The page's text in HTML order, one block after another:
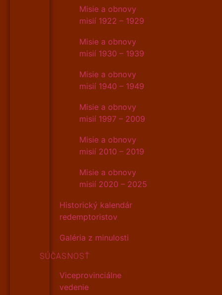
Misie a obnovy
misií 1922 – 1929
Misie a obnovy
misií 1930 – 1939
Misie a obnovy
misií 1940 – 1949
Misie a obnovy
misií 1997 – 2009
Misie a obnovy
misií 2010 – 2019
Misie a obnovy
misií 2020 – 2025
Historický kalendár
redemptoristov
Galéria z minulosti
SÚČASNOSŤ
Viceprovinciálne
vedenie